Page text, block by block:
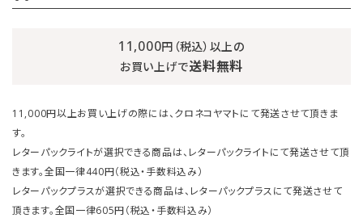
11,000円（税込）以上の
お買い上げで送料無料
11,000円以上お買い上げの際には、クロネコヤマトにて発送させて頂きま
す。
レターパックライトが選択できる商品は、レターパックライトにて発送させて頂
きます。全国一律440円（税込・手数料込み）
レターパックプラスが選択できる商品は、レターパックプラスにて発送させて
頂きます。全国一律605円（税込・手数料込み）